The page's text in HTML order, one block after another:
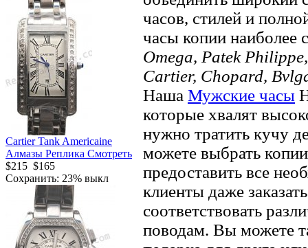
Cartier Tank Americaine
Алмазы Реплика Смотреть
$215 $165
Сохранить: 23% выкл
часов, стилей и
часы копии наиболее
Omega, Patek
Cartier, Chopard,
Наша Мужские часы
которые хвалят
нужно тратить кучу
можете выбрать
предоставить все
клиенты даже
соответствовать
поводам. Вы можете